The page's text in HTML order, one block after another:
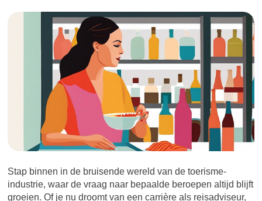
Stap binnen in de bruisende wereld van de toerisme-
industrie, waar de vraag naar bepaalde beroepen altijd blijft
groeien. Of je nu droomt van een carrière als reisadviseur,